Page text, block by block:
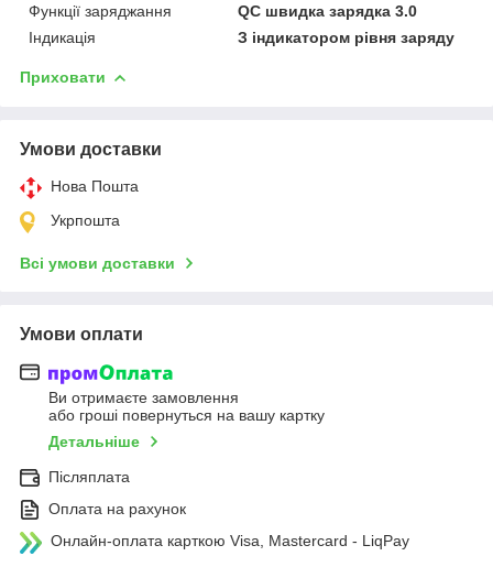
Функції заряджання
QC швидка зарядка 3.0
Індикація
З індикатором рівня заряду
Приховати
Умови доставки
Нова Пошта
Укрпошта
Всі умови доставки
Умови оплати
Ви отримаєте замовлення
або гроші повернуться на вашу картку
Детальніше
Післяплата
Оплата на рахунок
Онлайн-оплата карткою Visa, Mastercard - LiqPay